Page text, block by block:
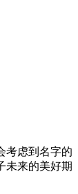
考虑到名字的
未来的美好期